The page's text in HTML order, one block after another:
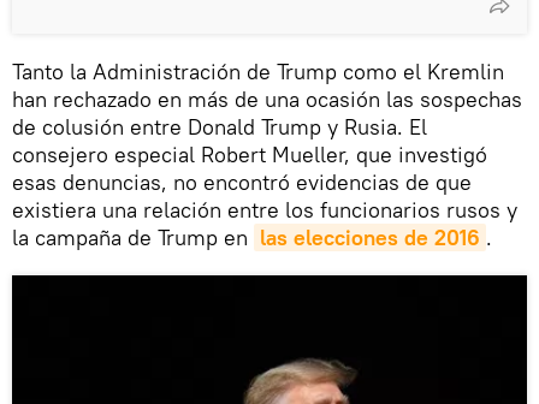
Tanto la Administración de Trump como el Kremlin
han rechazado en más de una ocasión las sospechas
de colusión entre Donald Trump y Rusia. El
consejero especial Robert Mueller, que investigó
esas denuncias, no encontró evidencias de que
existiera una relación entre los funcionarios rusos y
la campaña de Trump en las elecciones de 2016 .